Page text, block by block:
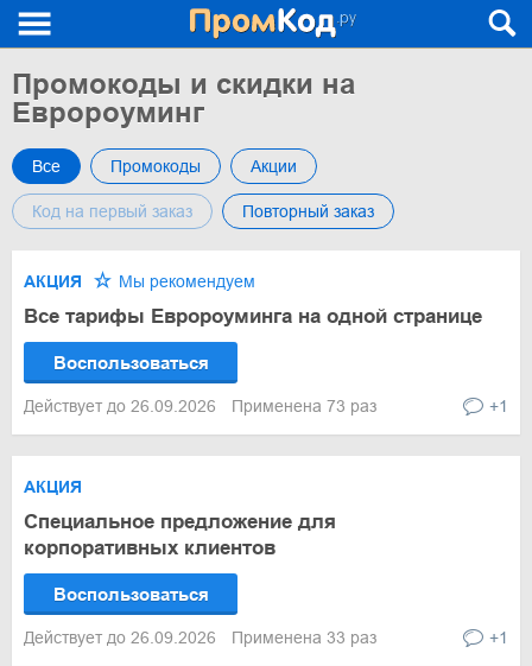
Промокоды и скидки на
Евророуминг
Все Промокоды Акции
Код на первый заказ Повторный заказ
АКЦИЯ Мы рекомендуем
Все тарифы Евророуминга на одной странице
Воспользоваться
Действует до 26.09.2026 Применена 73 раз +1
АКЦИЯ
Специальное предложение для
корпоративных клиентов
Воспользоваться
Действует до 26.09.2026 Применена 33 раз +1